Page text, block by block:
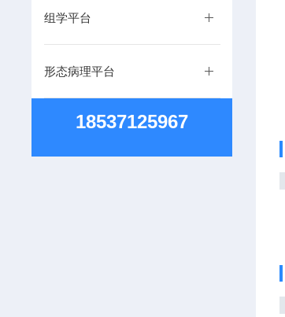
组学平台
形态病理平台
18537125967